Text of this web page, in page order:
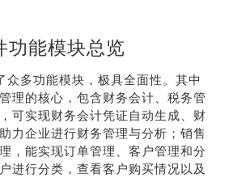
功能模块总览
众多功能模块，极具全面性。其中
理的核心，包含财务会计、税务管
可实现财务会计凭证自动生成、财
力企业进行财务管理与分析；销售
，能实现订单管理、客户管理和分
进行分类，查看客户购买情况以及